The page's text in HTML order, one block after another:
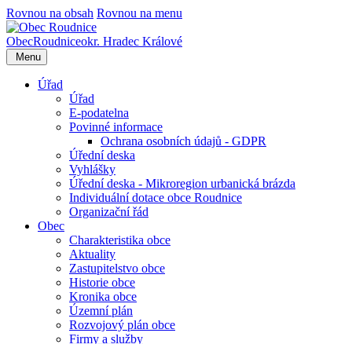
Rovnou na obsah Rovnou na menu
ObecRoudniceokr. Hradec Králové
Menu
Úřad
Úřad
E-podatelna
Povinné informace
Ochrana osobních údajů - GDPR
Úřední deska
Vyhlášky
Úřední deska - Mikroregion urbanická brázda
Individuální dotace obce Roudnice
Organizační řád
Obec
Charakteristika obce
Aktuality
Zastupitelstvo obce
Historie obce
Kronika obce
Územní plán
Rozvojový plán obce
Firmy a služby